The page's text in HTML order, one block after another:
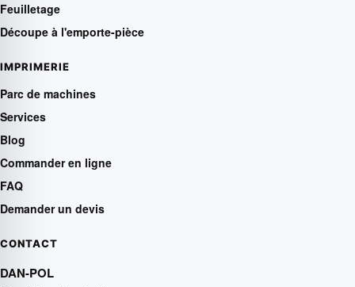
Feuilletage
Découpe à l'emporte-pièce
IMPRIMERIE
Parc de machines
Services
Blog
Commander en ligne
FAQ
Demander un devis
CONTACT
DAN-POL